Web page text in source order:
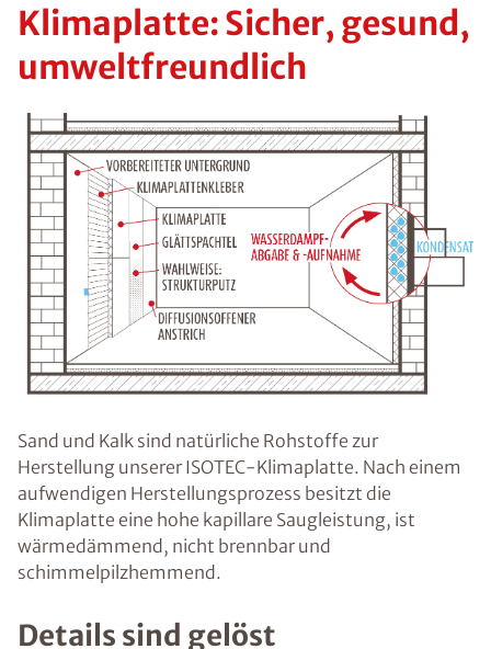
Klimaplatte: Sicher, gesund,
umweltfreundlich
Sand und Kalk sind natürliche Rohstoffe zur
Herstellung unserer ISOTEC-Klimaplatte. Nach einem
aufwendigen Herstellungsprozess besitzt die
Klimaplatte eine hohe kapillare Saugleistung, ist
wärmedämmend, nicht brennbar und
schimmelpilzhemmend.
Details sind gelöst